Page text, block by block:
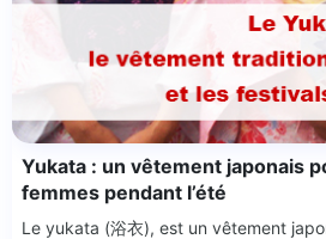
Yukata : un vêtement japonais
femmes pendant l’été
Le yukata (浴衣), est un vêtement